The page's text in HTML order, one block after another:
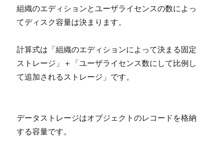
組織のエディションとユーザライセンスの数によっ
てディスク容量は決まります。
計算式は「組織のエディションによって決まる固定
ストレージ」＋「ユーザライセンス数にして比例し
て追加されるストレージ」です。
データストレージはオブジェクトのレコードを格納
する容量です。